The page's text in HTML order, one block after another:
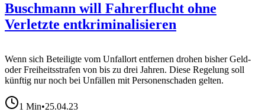
Buschmann will Fahrerflucht ohne
Verletzte entkriminalisieren
Wenn sich Beteiligte vom Unfallort entfernen drohen bisher Geld-
oder Freiheitsstrafen von bis zu drei Jahren. Diese Regelung soll
künftig nur noch bei Unfällen mit Personenschaden gelten.
1 Min•25.04.23